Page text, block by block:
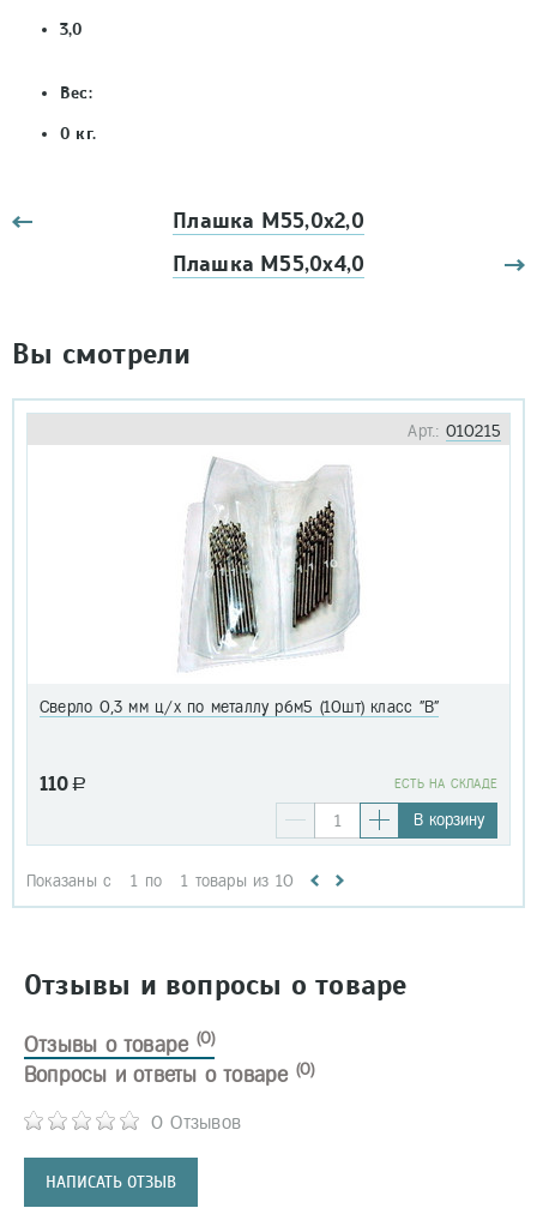
3,0
Вес:
0 кг.
Плашка М55,0х2,0
Плашка М55,0х4,0
Вы смотрели
Арт.: 010215
Сверло 0,3 мм ц/х по металлу р6м5 (10шт) класс "В"
110 a EСТЬ НА СКЛАДЕ
В корзину
Показаны с 1 по 1 товары из 10
Отзывы и вопросы о товаре
Отзывы о товаре (0)
0 Отзывов
НАПИСАТЬ ОТЗЫВ
Вопросы и ответы о товаре (0)